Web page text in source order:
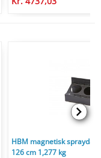
HBM magnetisk
126 cm 1,277 kg